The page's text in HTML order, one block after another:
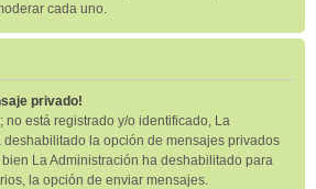
cada uno.
privado!
no está registrado y/o identificado, La
la opción de mensajes privados
La Administración ha deshabilitado para
la opción de enviar mensajes.